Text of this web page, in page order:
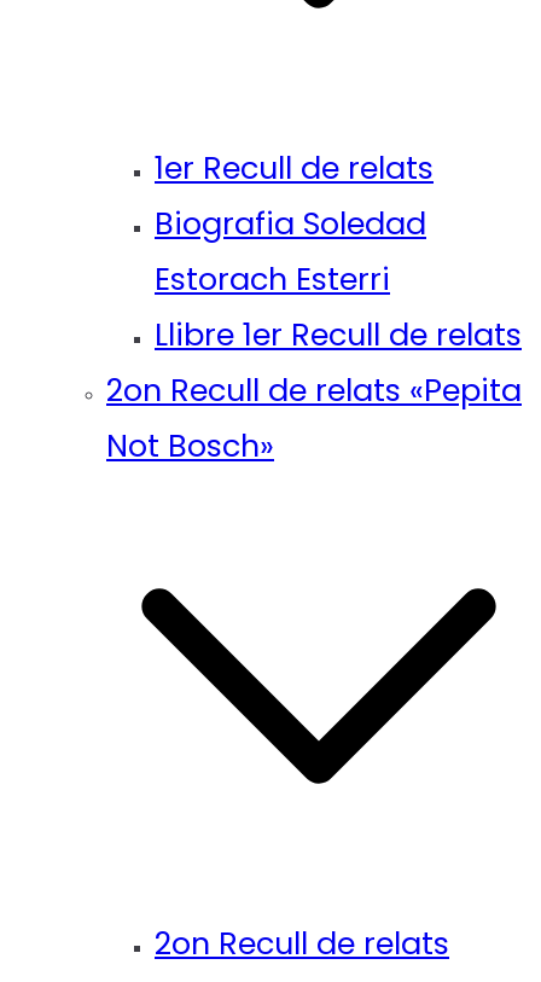
1er Recull de relats
Biografia Soledad
Estorach Esterri
Llibre 1er Recull de relats
2on Recull de relats «Pepita
Not Bosch»
2on Recull de relats